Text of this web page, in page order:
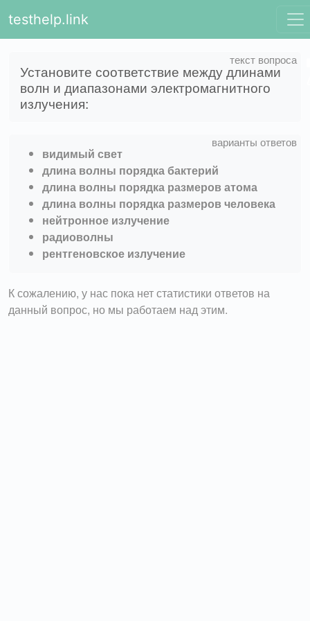
testhelp.link
Установите соответствие между длинами
волн и диапазонами электромагнитного
излучения:
видимый свет
длина волны порядка бактерий
длина волны порядка размеров атома
длина волны порядка размеров человека
нейтронное излучение
радиоволны
рентгеновское излучение
К сожалению, у нас пока нет статистики ответов на
данный вопрос, но мы работаем над этим.